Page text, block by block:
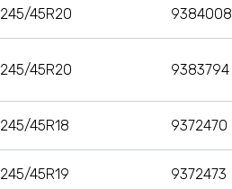
245/45R20 9384008
245/45R20 9383794
245/45R18 9372470
245/45R19 9372473